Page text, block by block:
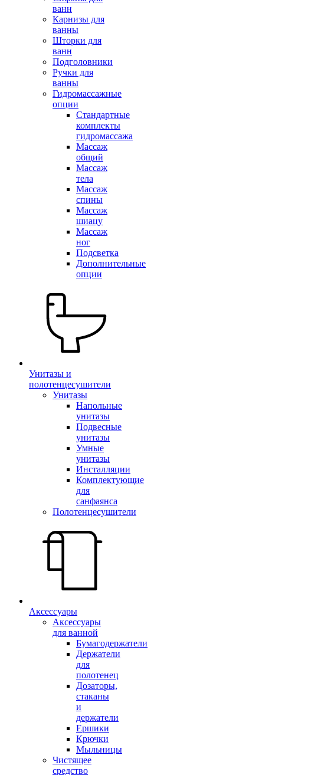
ванн
Карнизы для
ванны
Шторки для
ванн
Подголовники
Ручки для
ванны
Гидромассажные
опции
Стандартные
комплекты
гидромассажа
Массаж
общий
Массаж
тела
Массаж
спины
Массаж
шиацу
Массаж
ног
Подсветка
Дополнительные
опции
Унитазы и
полотенцесушители
Унитазы
Напольные
унитазы
Подвесные
унитазы
Умные
унитазы
Инсталляции
Комплектующие
для
санфаянса
Полотенцесушители
Аксессуары
Аксессуары
для ванной
Бумагодержатели
Держатели
для
полотенец
Дозаторы,
стаканы
и
держатели
Ершики
Крючки
Мыльницы
Чистящее
средство